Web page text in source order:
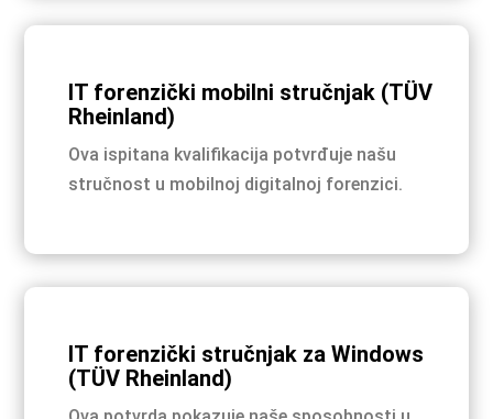
IT forenzički mobilni stručnjak (TÜV
Rheinland)
Ova ispitana kvalifikacija potvrđuje našu
stručnost u mobilnoj digitalnoj forenzici.
IT forenzički stručnjak za Windows
(TÜV Rheinland)